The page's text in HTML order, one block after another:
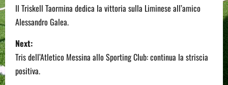
o
s
t
n
Il Triskell Taormina dedica la vittoria sulla Liminese all’amico
Alessandro Galea.
Next:
Tris dell’Atletico Messina allo Sporting Club: continua la striscia
positiva.